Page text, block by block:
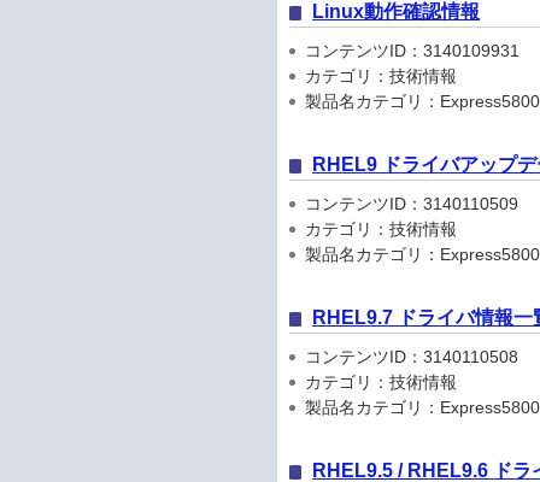
Linux動作確認情報
コンテンツID：3140109931
カテゴリ：技術情報
製品名カテゴリ：
RHEL9 ドライバアップ
コンテンツID：3140110509
カテゴリ：技術情報
製品名カテゴリ：
RHEL9.7 ドライバ情報一
コンテンツID：3140110508
カテゴリ：技術情報
製品名カテゴリ：
RHEL9.5 / RHEL9.6 ドラ